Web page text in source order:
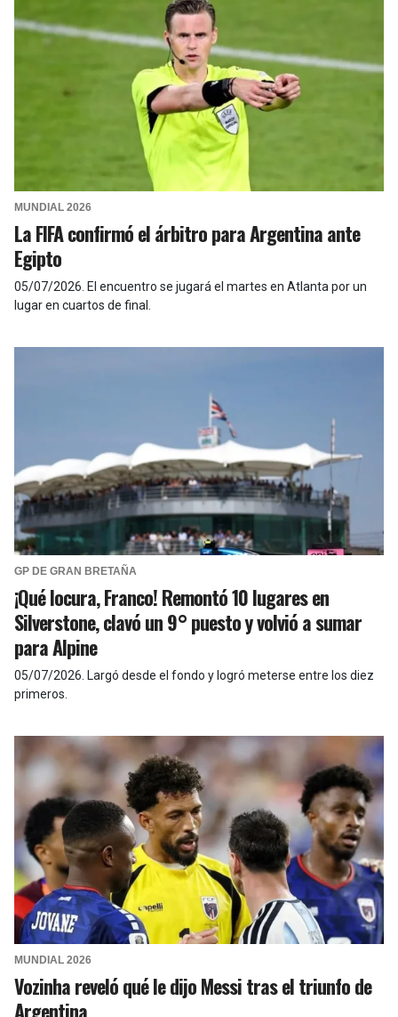
MUNDIAL 2026
La FIFA confirmó el árbitro para Argentina ante
Egipto
05/07/2026 El encuentro se jugará el martes en Atlanta por un
lugar en cuartos de final.
GP DE GRAN BRETAÑA
¡Qué locura, Franco! Remontó 10 lugares en
Silverstone, clavó un 9° puesto y volvió a sumar
para Alpine
05/07/2026 Largó desde el fondo y logró meterse entre los diez
primeros.
MUNDIAL 2026
Vozinha reveló qué le dijo Messi tras el triunfo de
Argentina